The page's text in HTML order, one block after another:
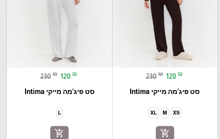
230 ₪ 120 ₪
סט פיג’מה מייקי Intima
XS
M
XL
add_shopping_cart
230 ₪ 120 ₪
סט פיג’מה מייקי Intima
L
add_shopping_cart